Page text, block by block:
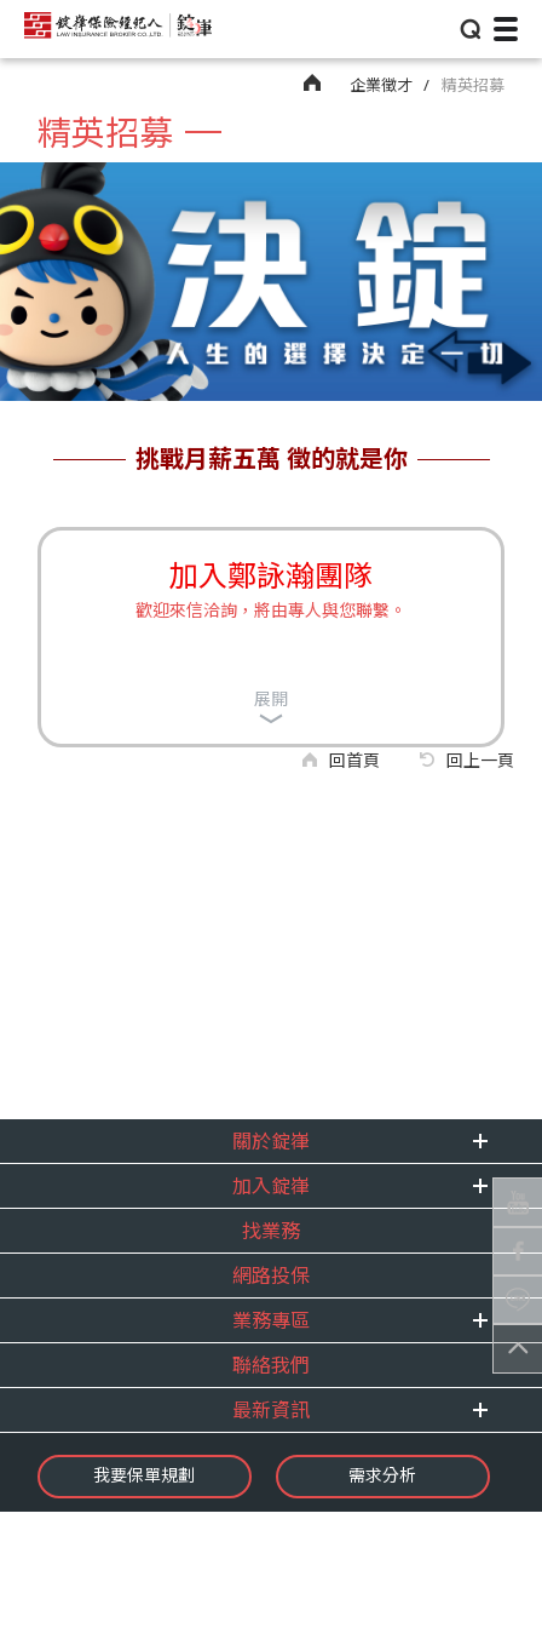
⌕
企業徵才 精英招募
精英招募
挑戰月薪五萬 徵的就是你
展開
加入鄭詠瀚團隊
歡迎來信洽詢，將由專人與您聯繫。
回首頁 回上一頁
關於錠嵂
企業資訊
重要事跡
得獎紀錄
服務宣言
合作夥伴
加入錠嵂
內勤招聘
精英招募
年度增員計畫
找業務
網路投保
業務專區
E 線資源網
聯絡我們
最新資訊
最新消息
錠嵂焦點
我要保單規劃 需求分析